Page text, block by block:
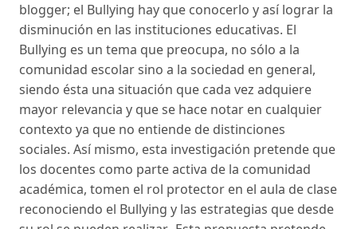
blogger; el Bullying hay que conocerlo y así lograr la
disminución en las instituciones educativas. El
Bullying es un tema que preocupa, no sólo a la
comunidad escolar sino a la sociedad en general,
siendo ésta una situación que cada vez adquiere
mayor relevancia y que se hace notar en cualquier
contexto ya que no entiende de distinciones
sociales. Así mismo, esta investigación pretende que
los docentes como parte activa de la comunidad
académica, tomen el rol protector en el aula de clase
reconociendo el Bullying y las estrategias que desde